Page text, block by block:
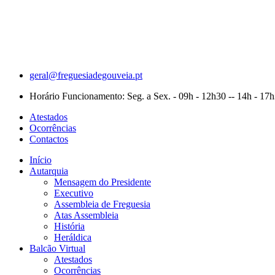
geral@freguesiadegouveia.pt
Horário Funcionamento: Seg. a Sex. - 09h - 12h30 -- 14h -
Atestados
Ocorrências
Contactos
Início
Autarquia
Mensagem do Presidente
Executivo
Assembleia de Freguesia
Atas Assembleia
História
Heráldica
Balcão Virtual
Atestados
Ocorrências